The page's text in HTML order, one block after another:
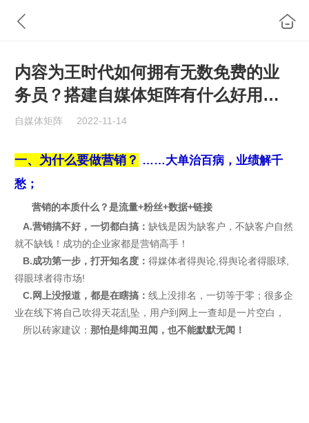
内容为王时代如何拥有无数免费的业
务员？搭建自媒体矩阵有什么好用的
软件工具？
自媒体矩阵 2022-11-14
一、为什么要做营销？ ……大单治百病，业绩解千
愁；
营销的本质什么？是流量+粉丝+数据+链接
A.营销搞不好，一切都白搞： 缺钱是因为缺客户，不缺客户自然
就不缺钱！成功的企业家都是营销高手！
B.成功第一步，打开知名度： 得媒体者得舆论,得舆论者得眼球,
得眼球者得市场!
C. 网上没报道，都是在瞎搞： 线上没排名，一切等于零；很多企
业在线下将自己吹得天花乱坠，用户到网上一查却是一片空白，
所以砖家建议： 那怕是绯闻丑闻，也不能默默无闻！